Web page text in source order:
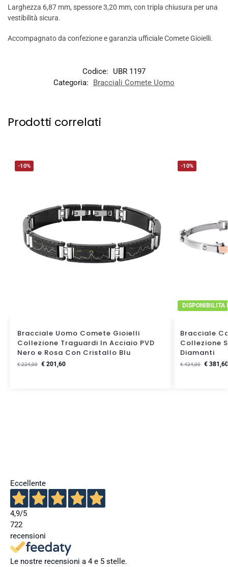
Larghezza 6,87 mm, spessore 3,20 mm, con tripla chiusura per una
vestibilità sicura.
Accompagnato da confezione e garanzia ufficiale Comete Gioielli.
Codice:
UBR 1197
Categoria:
Bracciali Comete Uomo
Prodotti correlati
-10%
Bracciale Uomo Comete Gioielli
Collezione Traguardi In Acciaio PVD
Nero e Rosa Con Cristallo Blu
€224,00 €201,60
-10%
DISPONIBILITA
Bracciale
Collezione
Diamanti
€424,00 €381,60
Eccellente
4,9/5
722
recensioni
Le nostre recensioni a 4 e 5 stelle.